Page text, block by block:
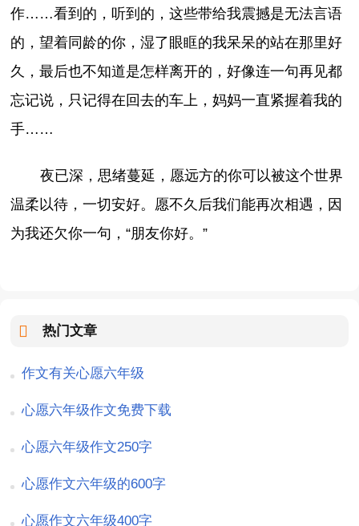
作……看到的，听到的，这些带给我震撼是无法言语
的，望着同龄的你，湿了眼眶的我呆呆的站在那里好
久，最后也不知道是怎样离开的，好像连一句再见都
忘记说，只记得在回去的车上，妈妈一直紧握着我的
手……
夜已深，思绪蔓延，愿远方的你可以被这个世界
温柔以待，一切安好。愿不久后我们能再次相遇，因
为我还欠你一句，“朋友你好。”
热门文章
作文有关心愿六年级
心愿六年级作文免费下载
心愿六年级作文250字
心愿作文六年级的600字
心愿作文六年级400字